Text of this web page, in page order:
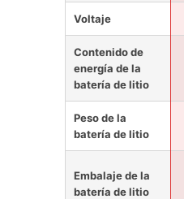
Voltaje
Contenido de
energía de la
batería de litio
Peso de la
batería de litio
Embalaje de la
batería de litio